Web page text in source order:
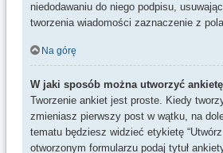
niedodawaniu do niego podpisu,
tworzenia wiadomości zaznaczenie z
Na górę
W jaki sposób można utworzyć
Tworzenie ankiet jest proste. Kiedy
zmieniasz pierwszy post w wątku, na
tematu będziesz widzieć etykietę
otworzonym formularzu podaj tytuł